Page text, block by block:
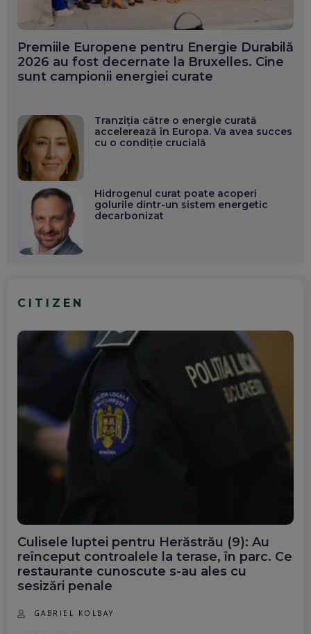
Premiile Europene pentru Energie Durabilă
2026 au fost decernate la Bruxelles. Cine
sunt campionii energiei curate
Tranziția către o energie curată
accelerează în Europa. Va avea succes
cu o condiție crucială
Hidrogenul curat poate acoperi
golurile dintr-un sistem energetic
decarbonizat
CITIZEN
Culisele luptei pentru Herăstrău (9): Au
reînceput controalele la terase, în parc. Ce
restaurante cunoscute s-au ales cu
sesizări penale
GABRIEL KOLBAY